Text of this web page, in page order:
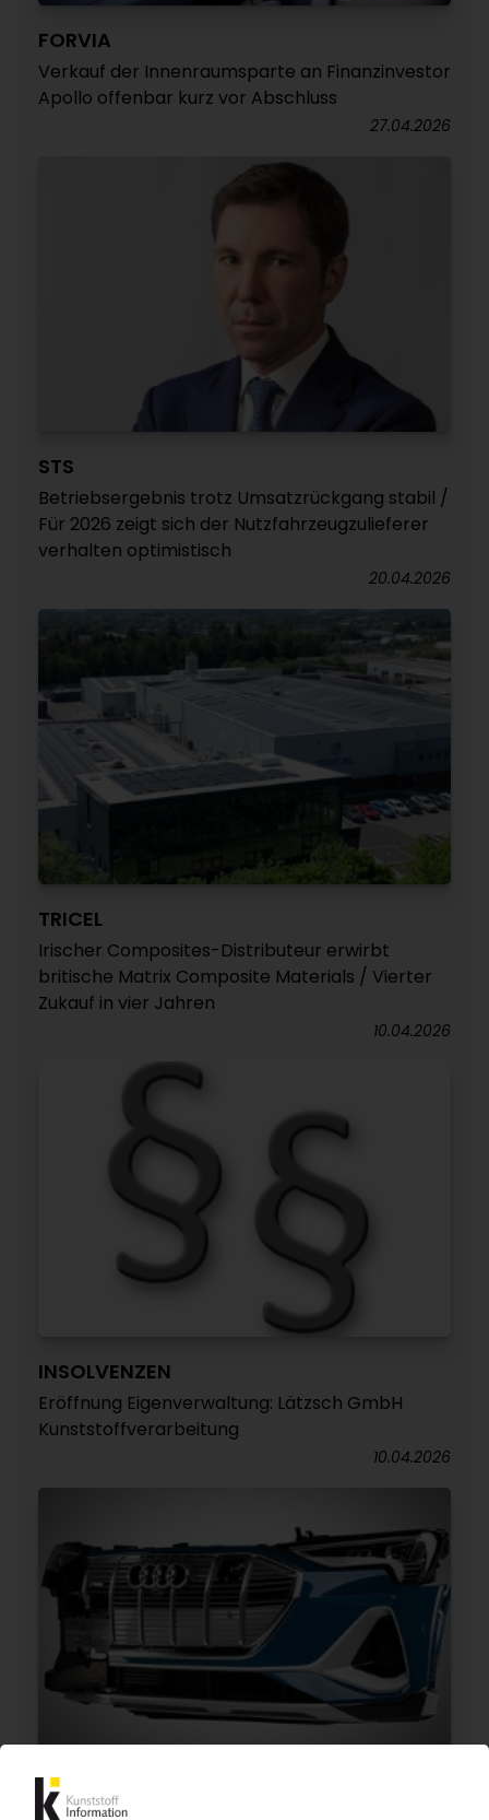
FORVIA
Verkauf der Innenraumsparte an Finanzinvestor
Apollo offenbar kurz vor Abschluss
27.04.2026
STS
Betriebsergebnis trotz Umsatzrückgang stabil /
Für 2026 zeigt sich der Nutzfahrzeugzulieferer
verhalten optimistisch
20.04.2026
TRICEL
Irischer Composites-Distributeur erwirbt
britische Matrix Composite Materials / Vierter
Zukauf in vier Jahren
10.04.2026
INSOLVENZEN
Eröffnung Eigenverwaltung: Lätzsch GmbH
Kunststoffverarbeitung
10.04.2026
OPMOBILITY